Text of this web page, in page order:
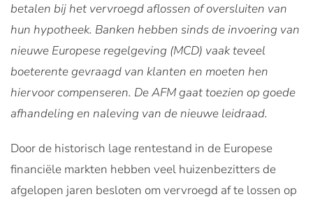
betalen bij het vervroegd aflossen of oversluiten van
hun hypotheek. Banken hebben sinds de invoering van
nieuwe Europese regelgeving (MCD) vaak teveel
boeterente gevraagd van klanten en moeten hen
hiervoor compenseren. De AFM gaat toezien op goede
afhandeling en naleving van de nieuwe leidraad.
Door de historisch lage rentestand in de Europese
financiële markten hebben veel huizenbezitters de
afgelopen jaren besloten om vervroegd af te lossen op